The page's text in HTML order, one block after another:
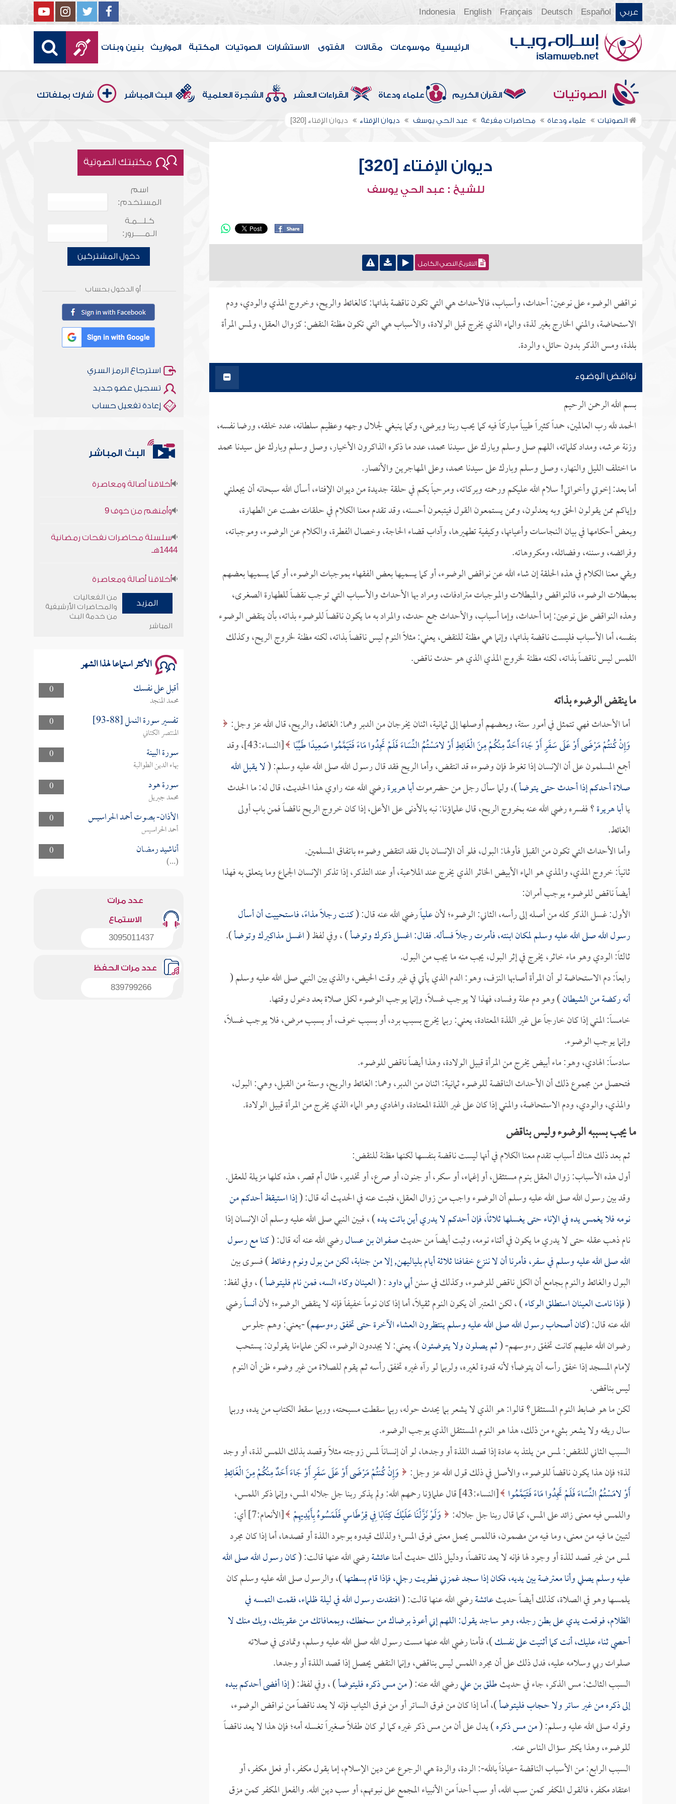
عربي Español
Deutsch
Français
English
Indonesia
الرئيسية موسوعات مقالات الفتوى الاستشارات الصوتيات المكتبة المواريث بنين وبنات
الصوتيات القرآن الكريم علماء ودعاة القراءات العشر الشجرة العلمية البث المباشر شارك بملفاتك
الصوتيات علماء ودعاة محاضرات مفرغة عبد الحي يوسف ديوان الإفتاء ديوان الإفتاء [320]
ديوان الإفتاء [320]
للشيخ : عبد الحي يوسف
التفريغ النصي الكامل
نواقض الوضوء على نوعين: أحداث، وأسباب، فالأحداث هي التي تكون ناقضة بذاتها: كالغائط والريح، وخروج المذي والودي، ودم
الاستحاضة، والمني الخارج بغير لذة، والماء الذي يخرج قبل الولادة، والأسباب هي التي تكون مظنة النقض: كزوال العقل، ولمس المرأة
بلذة، ومس الذكر بدون حائل، والردة.
نواقض الوضوء
بسم الله الرحمن الرحيم
الحمد لله رب العالمين، حمداً كثيراً طيباً مباركاً فيه كما يحب ربنا ويرضى، وكما ينبغي لجلال وجهه وعظيم سلطانه، عدد خلقه، ورضا نفسه،
وزنة عرشه، ومداد كلماته، اللهم صل وسلم وبارك على سيدنا محمد، عدد ما ذكره الذاكرون الأخيار، وصل وسلم وبارك على سيدنا محمد
ما اختلف الليل والنهار، وصل وسلم وبارك على سيدنا محمد، وعلى المهاجرين والأنصار.
أما بعد: إخوتي وأخواتي! سلام الله عليكم ورحمته وبركاته، ومرحباً بكم في حلقة جديدة من ديوان الإفتاء، أسأل الله سبحانه أن يجعلني
وإياكم ممن يقولون الحق وبه يعدلون، وممن يستمعون القول فيتبعون أحسنه، وقد تقدم معنا الكلام في حلقات مضت عن الطهارة،
وبعض أحكامها في بيان النجاسات وأعيانها، وكيفية تطهيرها، وآداب قضاء الحاجة، وخصال الفطرة، والكلام عن الوضوء، وموجباته،
وفرائضه، وسننه، وفضائله، ومكروهاته.
وبقي معنا الكلام في هذه الحلقة إن شاء الله عن نواقض الوضوء، أو كما يسميها بعض الفقهاء بموجبات الوضوء، أو كما يسميها بعضهم
بمبطلات الوضوء، فالنواقض والمبطلات والموجبات مترادفات، ومراد بها الأحداث والأسباب التي توجب نقضاً للطهارة الصغرى،
وهذه النواقض على نوعين: إما أحداث، وإما أسباب، والأحداث جمع حدث، والمراد به ما يكون ناقضاً للوضوء بذاته، بأن ينقض الوضوء
بنفسه، أما الأسباب فليست ناقضة بذاتها، وإنما هي مظنة للنقض، يعني: مثلاً النوم ليس ناقضاً بذاته، لكنه مظنة لخروج الريح، وكذلك
اللمس ليس ناقضاً بذاته، لكنه مظنة لخروج المذي الذي هو حدث ناقض.
ما ينقض الوضوء بذاته
أما الأحداث فهي تتمثل في أمور ستة، وبعضهم أوصلها إلى ثمانية، اثنان يخرجان من الدبر وهما: الغائط، والريح، قال الله عز وجل:
وَإِنْ كُنتُمْ مَرْضَى أَوْ عَلَى سَفَرٍ أَوْ جَاءَ أَحَدٌ مِنْكُمْ مِنَ الْغَائِطِ أَوْ لامَسْتُمُ النِّسَاءَ فَلَمْ تَجِدُوا مَاءً فَتَيَمَّمُوا صَعِيدًا طَيِّبًا
[النساء:43]، وقد
أجمع المسلمون على أن الإنسان إذا تغوط فإن وضوءه قد انتقض، وأما الريح فقد قال رسول الله صلى الله عليه وسلم: (لا يقبل الله
صلاة أحدكم إذا أحدث حتى يتوضأ)، ولما سأل رجل من حضرموتأبا هريرةرضي الله عنه راوي هذا الحديث، قال له: ما الحدث
ياأبا هريرة؟ ففسره رضي الله عنه بخروج الريح، قال علماؤنا: نبه بالأدنى على الأعلى، إذا كان خروج الريح ناقضاً فمن باب أولى
الغائط.
وأما الأحداث التي تكون من القبل فأولها: البول، فلو أن الإنسان بال فقد انتقض وضوءه باتفاق المسلمين.
ثانياً: خروج المذي، والمذي هو الماء الأبيض الخاثر الذي يخرج عند الملاعبة، أو عند التذكر، إذا تذكر الإنسان الجماع وما يتعلق به فهذا
أيضاً ناقض للوضوء يوجب أمران:
الأول: غسل الذكر كله من أصله إلى رأسه، الثاني: الوضوء؛ لأنعلياًرضي الله عنه قال: (كنت رجلاً مذاءً، فاستحييت أن أسأل
رسول الله صلى الله عليه وسلم لمكان ابنته، فأمرت رجلاً فسأله. فقال: اغسل ذكرك وتوضأ) ، وفي لفظ (اغسل مذاكيرك وتوضأ).
ثالثاً: الودي وهو ماء خاثر، يخرج في إثر البول، يجب منه ما يجب من البول.
رابعاً: دم الاستحاضة لو أن المرأة أصابها النزف، وهو: الدم الذي يأتي في غير وقت الحيض، والذي بين النبي صلى الله عليه وسلم (
أنه ركضة من الشيطان) وهو دم علة وفساد، فهذا لا يوجب غسلاً، وإنما يوجب الوضوء لكل صلاة بعد دخول وقتها.
خامساً: المني إذا كان خارجاً على غير اللذة المعتادة، يعني: ربما يخرج بسبب برد، أو بسبب خوف، أو بسبب مرض، فلا يوجب غسلاً،
وإنما يوجب الوضوء.
سادساً: الهادي، وهو: ماء أبيض يخرج من المرأة قبيل الولادة، وهذا أيضاً ناقض للوضوء.
فتحصل من مجموع ذلك أن الأحداث الناقضة للوضوء ثمانية: اثنان من الدبر، وهما: الغائط والريح، وستة من القبل، وهي: البول،
والمذي، والودي، ودم الاستحاضة، والمني إذا كان على غير اللذة المعتادة، والهادي وهو الماء الذي يخرج من المرأة قبيل الولادة.
ما يجب بسببه الوضوء وليس بناقض
ثم بعد ذلك هناك أسباب تقدم معنا الكلام في أنها ليست ناقضة بنفسها لكنها مظنة للنقض:
أول هذه الأسباب: زوال العقل بنوم مستثقل، أو إغماء، أو سكر، أو جنون، أو صرع، أو تخدير، طال أم قصر، هذه كلها مزيلة للعقل.
وقد بين رسول الله صلى الله عليه وسلم أن الوضوء واجب من زوال العقل، فثبت عنه في الحديث أنه قال: (إذا استيقظ أحدكم من
نومه فلا يغمس يده في الإناء حتى يغسلها ثلاثاً، فإن أحدكم لا يدري أين باتت يده) ، فبين النبي صلى الله عليه وسلم أن الإنسان إذا
نام ذهب عقله حتى لا يدري ما يكون في أثناء نومه، وثبت أيضاً من حديثصفوان بن عسالرضي الله عنه أنه قال: (كنا مع رسول
الله صلى الله عليه وسلم في سفر، فأمرنا أن لا ننزع خفافنا ثلاثة أيام بلياليهن, إلا من جنابة، لكن من بول ونوم وغائط) فسوى بين
البول والغائط والنوم بجامع أن الكل ناقض للوضوء، وكذلك في سننأبي داود: (العينان وكاء السه، فمن نام فليتوضأ) ، وفي لفظ:
(فإذا نامت العينان استطلق الوكاء) ، لكن المعتبر أن يكون النوم ثقيلاً، أما إذا كان نوماً خفيفاً فإنه لا ينقض الوضوء؛ لأنأنساًرضي
الله عنه قال: (كان أصحاب رسول الله صلى الله عليه وسلم ينتظرون العشاء الآخرة حتى تخفق رءوسهم) -يعني: وهم جلوس
رضوان الله عليهم كانت تخفق رءوسهم- (ثم يصلون ولا يتوضئون)، يعني: لا يجددون الوضوء، لكن علماءنا يقولون: يستحب
لإمام المسجد إذا خفق رأسه أن يتوضأ؛ لأنه قدوة لغيره، ولربما لو رآه غيره تخفق رأسه ثم يقوم للصلاة من غير وضوء ظن أن النوم
ليس بناقض.
لكن ما هو ضابط النوم المستثقل؟ قالوا: هو الذي لا يشعر بما يحدث حوله، ربما سقطت مسبحته، وربما سقط الكتاب من يده، وربما
سال ريقه ولا يشعر بشيء من ذلك، هذا هو النوم المستثقل الذي يوجب الوضوء.
السبب الثاني للنقض: لمس من يلتذ به عادة إذا قصد اللذة أو وجدها، لو أن إنساناً لمس زوجته مثلاً وقصد بذلك اللمس لذة، أو وجد
لذة؛ فإن هذا يكون ناقضاً للوضوء، والأصل في ذلك قول الله عز وجل:
وَإِنْ كُنتُمْ مَرْضَى أَوْ عَلَى سَفَرٍ أَوْ جَاءَ أَحَدٌ مِنْكُمْ مِنَ الْغَائِطِ
أَوْ لامَسْتُمُ النِّسَاءَ فَلَمْ تَجِدُوا مَاءً فَتَيَمَّمُوا
[النساء:43] قال علماؤنا رحمهم الله: ولم يذكر ربنا جل جلاله المس، وإنما ذكر اللمس،
واللمس فيه معنى زائد على المس، كما قال ربنا جل جلاله:
وَلَوْ نَزَّلْنَا عَلَيْكَ كِتَابًا فِي قِرْطَاسٍ فَلَمَسُوهُ بِأَيْدِيهِمْ
[الأنعام:7] أي:
لتبين ما فيه من معنى، وما فيه من مضمون، فاللمس يحمل معنى فوق المس؛ ولذلك قيدوه بوجود اللذة أو قصدها، أما إذا كان مجرد
لمس من غير قصد للذة أو وجود لها فإنه لا يعد ناقضاً، ودليل ذلك حديث أمناعائشةرضي الله عنها قالت: (كان رسول الله صلى الله
عليه وسلم يصلي وأنا معترضة بين يديه، فكان إذا سجد غمزني فطويت رجلي، فإذا قام بسطتها)، والرسول صلى الله عليه وسلم كان
يلمسها وهو في الصلاة، كذلك أيضاً حديثعائشةرضي الله عنها قالت: (افتقدت رسول الله في ليلة ظلماء، فقمت التمسه في
الظلام، فوقعت يدي على بطن رجله، وهو ساجد يقول: اللهم إني أعوذ برضاك من سخطك، وبمعافاتك من عقوبتك، وبك منك لا
أحصي ثناء عليك، أنت كما أثنيت على نفسك)، فأمنا رضي الله عنها مست رسول الله صلى الله عليه وسلم، وتمادى في صلاته
صلوات ربي وسلامه عليه، فدل ذلك على أن مجرد اللمس ليس بناقض، وإنما النقض يحصل إذا قصد اللذة أو وجدها.
السبب الثالث: مس الذكر، جاء في حديثطلق بن عليرضي الله عنه: (من مس ذكره فليتوضأ) ، وفي لفظ: (إذا أفضى أحدكم بيده
إلى ذكره من غير ساتر ولا حجاب فليتوضأ)، أما إذا كان من فوق الساتر أو من فوق الثياب فإنه لا يعد ناقضاً من نواقض الوضوء،
وقوله صلى الله عليه وسلم: (من مس ذكره) يدل على أن من مس ذكر غيره كما لو كان طفلاً صغيراً تغسله أمه؛ فإن هذا لا يعد ناقضاً
للوضوء، وهذا يكثر سؤال الناس عنه.
السبب الرابع: من الأسباب الناقضة -عياذاً بالله-: الردة، والردة هي الرجوع عن دين الإسلام، إما بقول مكفر، أو فعل مكفر، أو
اعتقاد مكفر، فالقول المكفر كمن سب الله، أو سب أحداً من الأنبياء المجمع على نبوتهم، أو سب دين الله. والفعل المكفر كمن مزق
مكتبتك الصوتية
اسم
المستخدم:
كـلـــمـة
الـمـــــرور:
دخول المشتركين
أو الدخول بحساب
استرجاع الرمز السري
تسجيل عضو جديد
إعادة تفعيل حساب
البث المباشر
1444هـ
سلسلة محاضرات نفحات رمضانية
1444هـ
المزيد
من الفعاليات
والمحاضرات الأرشيفية
من خدمة البث
المباشر
الأكثر استماعا لهذا الشهر
0 أقبل على نفسك
محمد المنجد
0
تفسير سورة النمل [88-93]
المنتصر الكتاني
0
سورة البينة
بهاء الدين الطوالبة
0
سورة هود
محمد جبريل
0
الأذان- بصوت أحمد الحراسيس
أحمد الحراسيس
0
أناشيد رمضان
(...)
عدد مرات
الاستماع
3095011437
عدد مرات الحفظ
839799266